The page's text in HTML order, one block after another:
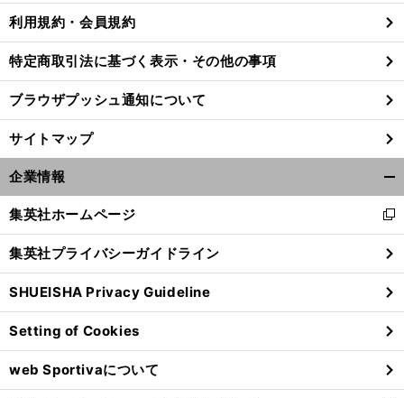
利用規約・会員規約
特定商取引法に基づく表示・その他の事項
ブラウザプッシュ通知について
サイトマップ
企業情報
閉
る
集英社ホームページ
新
し
い
ウ
ィ
ン
ド
ウ
で
開
集英社プライバシーガイドライン
SHUEISHA Privacy Guideline
Setting of Cookies
web Sportivaについて